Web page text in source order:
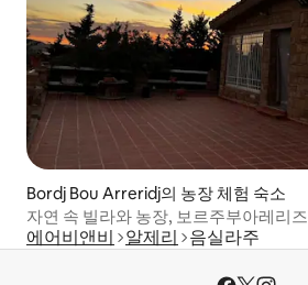
Bordj Bou Arreridj의 농장 체험 숙소
자연 속 빌라와 농장, 보르주부아레리즈
에어비앤비 알제리 음실라주